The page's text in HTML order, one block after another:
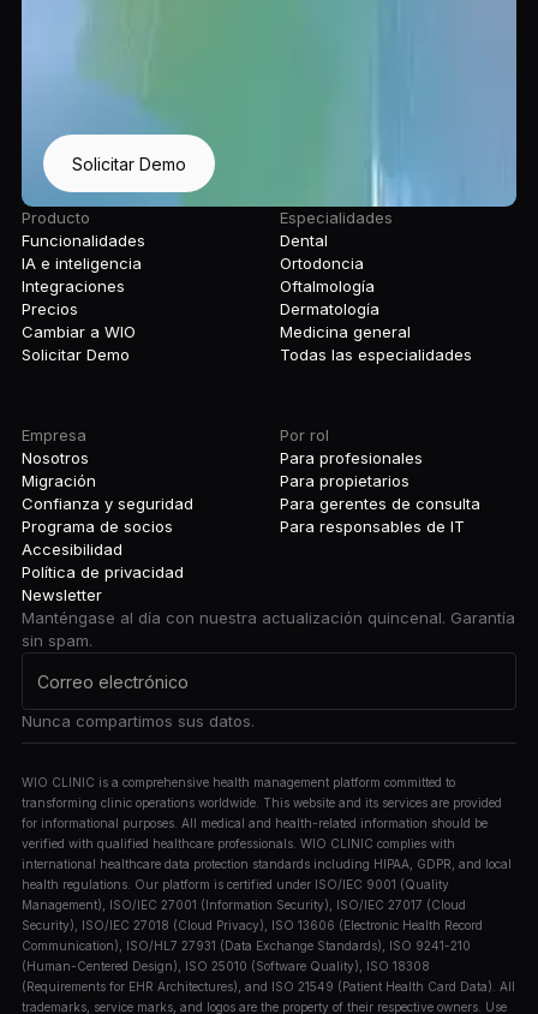
Solicitar Demo
Producto
Funcionalidades
IA e inteligencia
Integraciones
Precios
Cambiar a WIO
Solicitar Demo
Especialidades
Dental
Ortodoncia
Oftalmología
Dermatología
Medicina general
Todas las especialidades
Empresa
Nosotros
Migración
Confianza y seguridad
Programa de socios
Accesibilidad
Política de privacidad
Por rol
Para profesionales
Para propietarios
Para gerentes de consulta
Para responsables de IT
Newsletter
Manténgase al día con nuestra actualización quincenal. Garantía
sin spam.
Nunca compartimos sus datos.
WIO CLINIC is a comprehensive health management platform committed to
transforming clinic operations worldwide. This website and its services are provided
for informational purposes. All medical and health-related information should be
verified with qualified healthcare professionals. WIO CLINIC complies with
international healthcare data protection standards including HIPAA, GDPR, and local
health regulations. Our platform is certified under ISO/IEC 9001 (Quality
Management), ISO/IEC 27001 (Information Security), ISO/IEC 27017 (Cloud
Security), ISO/IEC 27018 (Cloud Privacy), ISO 13606 (Electronic Health Record
Communication), ISO/HL7 27931 (Data Exchange Standards), ISO 9241-210
(Human-Centered Design), ISO 25010 (Software Quality), ISO 18308
(Requirements for EHR Architectures), and ISO 21549 (Patient Health Card Data). All
trademarks, service marks, and logos are the property of their respective owners. Use